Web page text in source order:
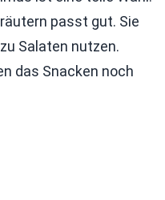
passt gut. Sie
Salaten nutzen.
das Snacken noch